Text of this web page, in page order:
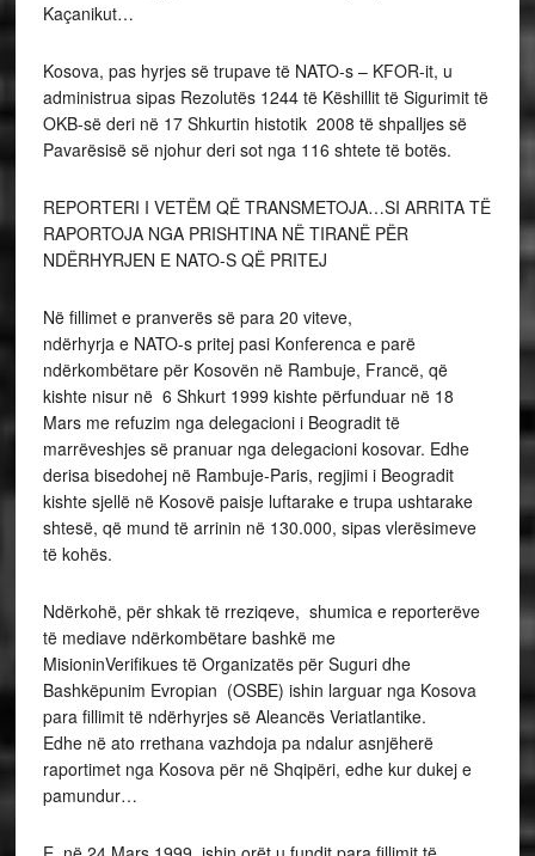
Kaçanikut…
Kosova, pas hyrjes së trupave të NATO-s – KFOR-it, u
administrua sipas Rezolutës 1244 të Këshillit të Sigurimit të
OKB-së deri në 17 Shkurtin histotik 2008 të shpalljes së
Pavarësisë së njohur deri sot nga 116 shtete të botës.
REPORTERI I VETËM QË TRANSMETOJA…SI ARRITA TË
RAPORTOJA NGA PRISHTINA NË TIRANË PËR
NDËRHYRJEN E NATO-S QË PRITEJ
Në fillimet e pranverës së para 20 viteve,
ndërhyrja e NATO-s pritej pasi Konferenca e parë
ndërkombëtare për Kosovën në Rambuje, Francë, që
kishte nisur në 6 Shkurt 1999 kishte përfunduar në 18
Mars me refuzim nga delegacioni i Beogradit të
marrëveshjes së pranuar nga delegacioni kosovar. Edhe
derisa bisedohej në Rambuje-Paris, regjimi i Beogradit
kishte sjellë në Kosovë paisje luftarake e trupa ushtarake
shtesë, që mund të arrinin në 130.000, sipas vlerësimeve
të kohës.
Ndërkohë, për shkak të rreziqeve, shumica e reporterëve
të mediave ndërkombëtare bashkë me
MisioninVerifikues të Organizatës për Suguri dhe
Bashkëpunim Evropian (OSBE) ishin larguar nga Kosova
para fillimit të ndërhyrjes së Aleancës Veriatlantike.
Edhe në ato rrethana vazhdoja pa ndalur asnjëherë
raportimet nga Kosova për në Shqipëri, edhe kur dukej e
pamundur…